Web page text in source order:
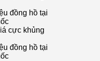
đồng hồ tại
cực khủng
đồng hồ tại